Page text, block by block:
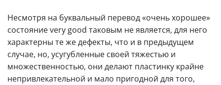
Несмотря на буквальный перевод «очень хорошее»
состояние very good таковым не является, для него
характерны те же дефекты, что и в предыдущем
случае, но, усугубленные своей тяжестью и
множественностью, они делают пластинку крайне
непривлекательной и мало пригодной для того,